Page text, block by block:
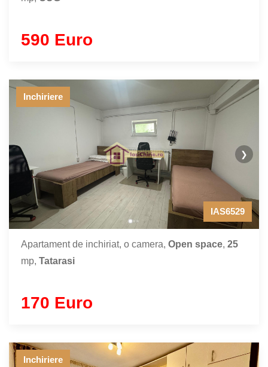
590 Euro
❯
Inchiriere
IAS6529
Apartament de inchiriat, o camera, Open space, 25
mp, Tatarasi
170 Euro
Inchiriere